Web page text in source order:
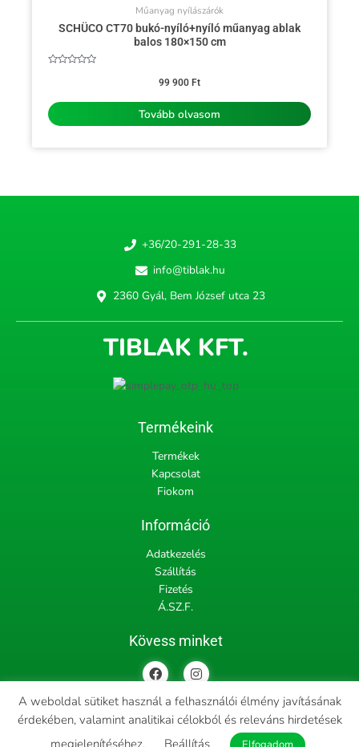
Műanyag nyílászárók
SCHÜCO CT70 bukó-nyíló+nyíló műanyag ablak
balos 180×150 cm
99 900 Ft
Tovább olvasom
+36/20-291-28-33
info@tiblak.hu
2360 Gyál, Bem József utca 23
TIBLAK KFT.
Termékeink
Termékek
Kapcsolat
Fiokom
Információ
Adatkezelés
Szállítás
Fizetés
Á.SZ.F.
Kövess minket
F
a
c
e
b
I
n
t
a
Copyright © 2022 tiblak.hu, All rights reserved | Designed and
A weboldal sütiket használ a felhasználói élmény javításának
érdekében, valamint analitikai célokból és releváns hirdetések
megjelenítéséhez.
Beállítás